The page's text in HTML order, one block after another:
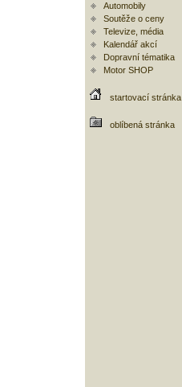
Automobily
Soutěže o ceny
Televize, média
Kalendář akcí
Dopravní tématika
Motor SHOP
startovací stránka
oblíbená stránka